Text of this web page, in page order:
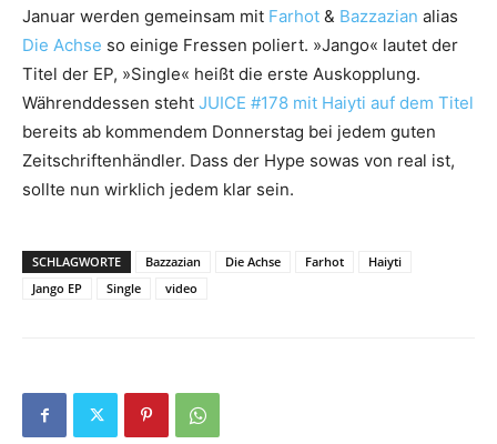
Januar werden gemeinsam mit Farhot & Bazzazian alias
Die Achse so einige Fressen poliert. »Jango« lautet der
Titel der EP, »Single« heißt die erste Auskopplung.
Währenddessen steht JUICE #178 mit Haiyti auf dem Titel
bereits ab kommendem Donnerstag bei jedem guten
Zeitschriftenhändler. Dass der Hype sowas von real ist,
sollte nun wirklich jedem klar sein.
SCHLAGWORTE Bazzazian Die Achse Farhot
Haiyti
Jango EP
Single video